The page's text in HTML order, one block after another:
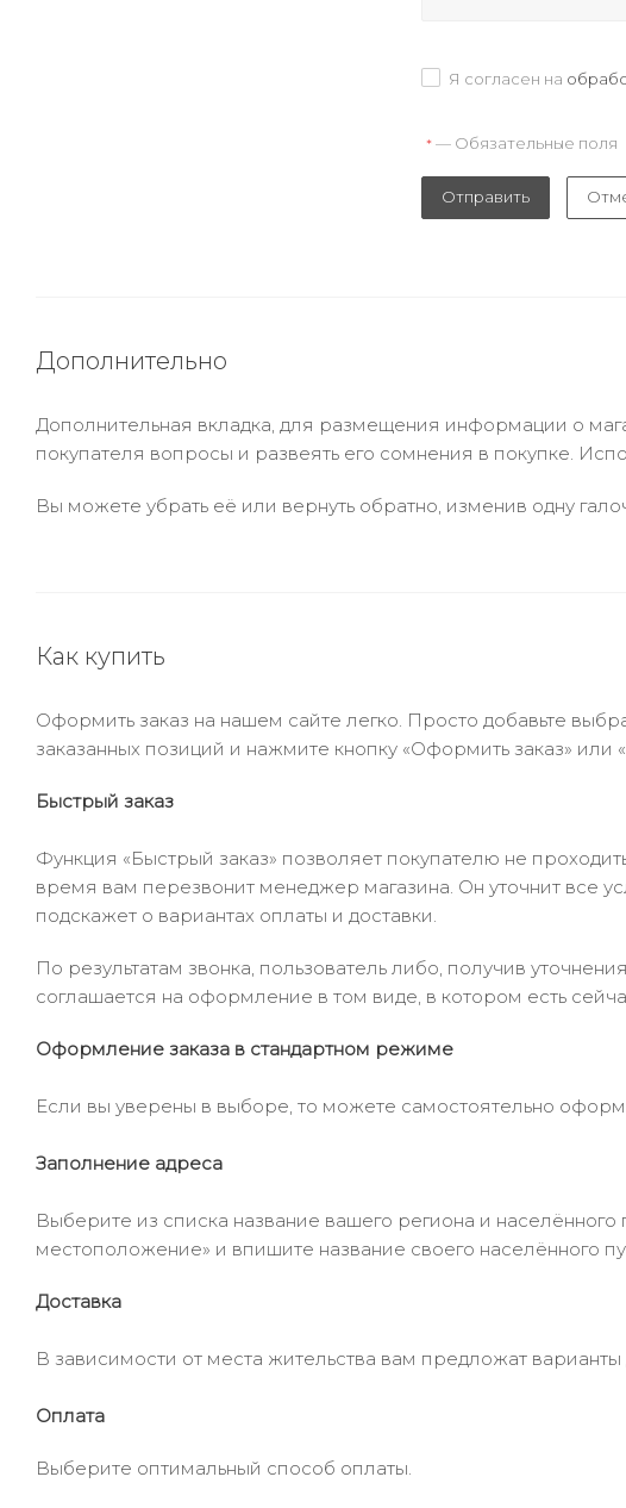
Я согласен на
*— Обязательные поля
Отправить
Дополнительно
Дополнительная вкладка, для размещения информации о
покупателя вопросы и развеять его сомнения в покупке.
Вы можете убрать её или вернуть обратно, изменив одну
Как купить
Оформить заказ на нашем сайте легко. Просто добавьте
заказанных позиций и нажмите кнопку «Оформить заказ» или
Быстрый заказ
Функция «Быстрый заказ» позволяет покупателю не
время вам перезвонит менеджер магазина. Он уточнит все
подскажет о вариантах оплаты и доставки.
По результатам звонка, пользователь либо, получив
соглашается на оформление в том виде, в котором есть
Оформление заказа в стандартном режиме
Если вы уверены в выборе, то можете самостоятельно
Заполнение адреса
Выберите из списка название вашего региона и
местоположение» и впишите название своего населённого
Доставка
В зависимости от места жительства вам предложат
Оплата
Выберите оптимальный способ оплаты.